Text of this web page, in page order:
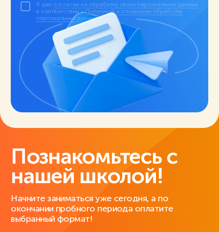
Я даю согласие на обработку своих персональных данных
в соответствии сПолитикой в отношении обработки
персональных данных.
Познакомьтесь с
нашей школой!
Начните заниматься уже сегодня, а по
окончании пробного периода оплатите
выбранный формат!